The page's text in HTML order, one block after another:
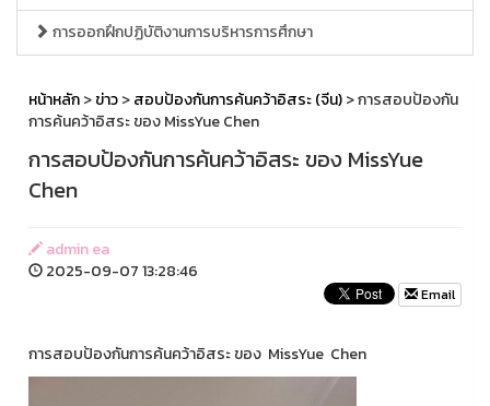
การออกฝึกปฏิบัติงานการบริหารการศึกษา
หน้าหลัก>ข่าว>สอบป้องกันการค้นคว้าอิสระ (จีน)> การสอบป้องกัน
การค้นคว้าอิสระ ของ MissYue Chen
การสอบป้องกันการค้นคว้าอิสระ ของ MissYue
Chen
admin ea
2025-09-07 13:28:46
Email
การสอบป้องกันการค้นคว้าอิสระ ของ MissYue Chen